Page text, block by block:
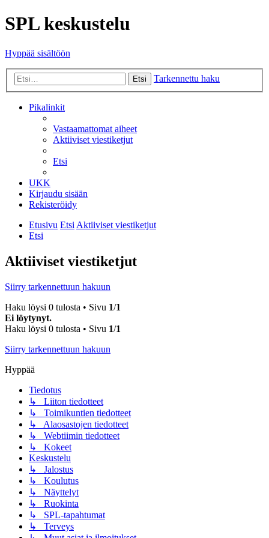
SPL keskustelu
Hyppää sisältöön
Etsi Tarkennettu haku
Pikalinkit
Vastaamattomat aiheet
Aktiiviset viestiketjut
Etsi
UKK
Kirjaudu sisään
Rekisteröidy
Etusivu EtsiAktiiviset viestiketjut
Etsi
Aktiiviset viestiketjut
Siirry tarkennettuun hakuun
Haku löysi 0 tulosta • Sivu 1/1
Ei löytynyt.
Haku löysi 0 tulosta • Sivu 1/1
Siirry tarkennettuun hakuun
Hyppää
Tiedotus
↳ Liiton tiedotteet
↳ Toimikuntien tiedotteet
↳ Alaosastojen tiedotteet
↳ Webtiimin tiedotteet
↳ Kokeet
Keskustelu
↳ Jalostus
↳ Koulutus
↳ Näyttelyt
↳ Ruokinta
↳ SPL-tapahtumat
↳ Terveys